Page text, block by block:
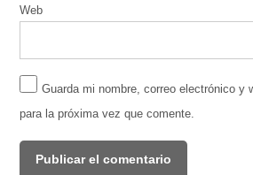
Web
Guarda mi nombre, correo electrónico y
para la próxima vez que comente.